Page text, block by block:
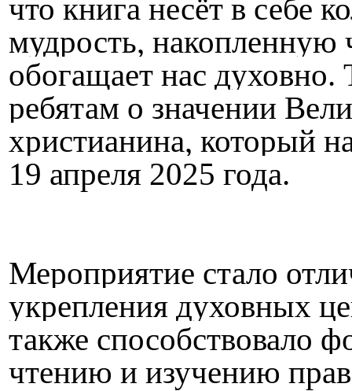
что книга несёт в себе
мудрость, накопленную
обогащает нас духовно.
ребятам о значении
христианина, который
19 апреля 2025 года.
Мероприятие стало
укрепления духовных
также способствовало
чтению и изучению